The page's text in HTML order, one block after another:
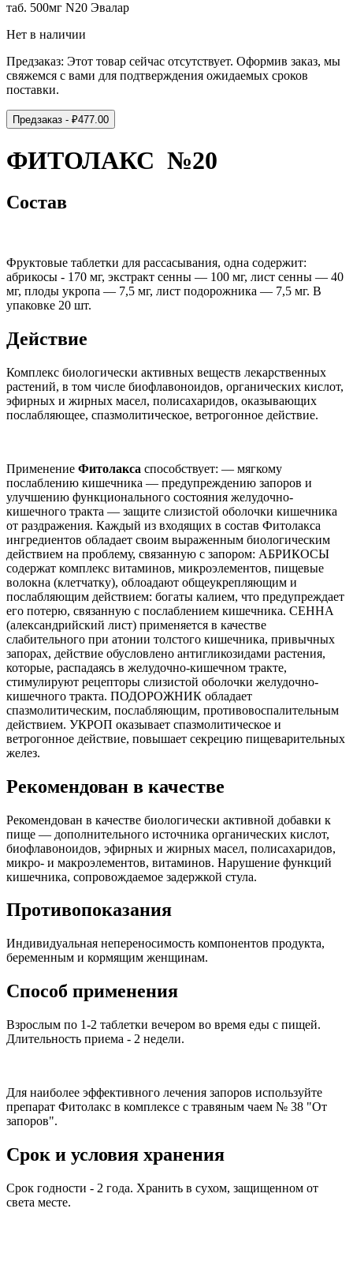
таб. 500мг N20 Эвалар
Нет в наличии
Предзаказ: Этот товар сейчас отсутствует. Оформив заказ, мы
свяжемся с вами для подтверждения ожидаемых сроков
поставки.
Предзаказ - ₽477.00
ФИТОЛАКС №20
Состав
Фруктовые таблетки для рассасывания, одна содержит:
абрикосы - 170 мг, экстракт сенны — 100 мг, лист сенны — 40
мг, плоды укропа — 7,5 мг, лист подорожника — 7,5 мг. В
упаковке 20 шт.
Действие
Комплекс биологически активных веществ лекарственных
растений, в том числе биофлавоноидов, органических кислот,
эфирных и жирных масел, полисахаридов, оказывающих
послабляющее, спазмолитическое, ветрогонное действие.
Применение Фитолакса способствует: — мягкому
послаблению кишечника — предупреждению запоров и
улучшению функционального состояния желудочно-
кишечного тракта — защите слизистой оболочки кишечника
от раздражения. Каждый из входящих в состав Фитолакса
ингредиентов обладает своим выраженным биологическим
действием на проблему, связанную с запором: АБРИКОСЫ
содержат комплекс витаминов, микроэлементов, пищевые
волокна (клетчатку), облоадают общеукрепляющим и
послабляющим действием: богаты калием, что предупреждает
его потерю, связанную с послаблением кишечника. СЕННА
(александрийский лист) применяется в качестве
слабительного при атонии толстого кишечника, привычных
запорах, действие обусловлено антигликозидами растения,
которые, распадаясь в желудочно-кишечном тракте,
стимулируют рецепторы слизистой оболочки желудочно-
кишечного тракта. ПОДОРОЖНИК обладает
спазмолитическим, послабляющим, противовоспалительным
действием. УКРОП оказывает спазмолитическое и
ветрогонное действие, повышает секрецию пищеварительных
желез.
Рекомендован в качестве
Рекомендован в качестве биологически активной добавки к
пище — дополнительного источника органических кислот,
биофлавоноидов, эфирных и жирных масел, полисахаридов,
микро- и макроэлементов, витаминов. Нарушение функций
кишечника, сопровождаемое задержкой стула.
Противопоказания
Индивидуальная непереносимость компонентов продукта,
беременным и кормящим женщинам.
Способ применения
Взрослым по 1-2 таблетки вечером во время еды с пищей.
Длительность приема - 2 недели.
Для наиболее эффективного лечения запоров используйте
препарат Фитолакс в комплексе с травяным чаем № 38 "От
запоров".
Срок и условия хранения
Срок годности - 2 года. Хранить в сухом, защищенном от
света месте.